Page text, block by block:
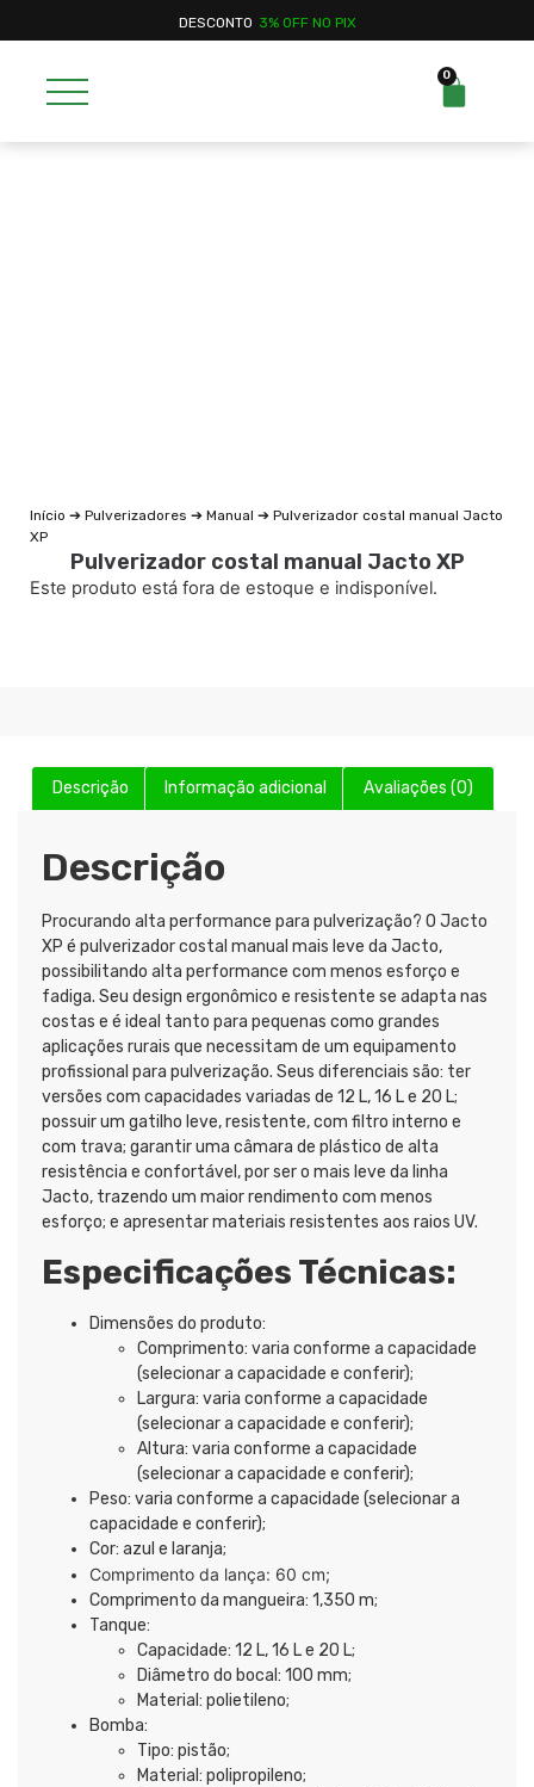
DESCONTO 3% OFF NO PIX
0
Início ➔ Pulverizadores ➔ Manual ➔ Pulverizador costal manual Jacto
XP
Pulverizador costal manual Jacto XP
Este produto está fora de estoque e indisponível.
Descrição Informação adicional Avaliações (0)
Descrição
Procurando alta performance para pulverização? O Jacto
XP é pulverizador costal manual mais leve da Jacto,
possibilitando alta performance com menos esforço e
fadiga. Seu design ergonômico e resistente se adapta nas
costas e é ideal tanto para pequenas como grandes
aplicações rurais que necessitam de um equipamento
profissional para pulverização. Seus diferenciais são: ter
versões com capacidades variadas de 12 L, 16 L e 20 L;
possuir um gatilho leve, resistente, com filtro interno e
com trava; garantir uma câmara de plástico de alta
resistência e confortável, por ser o mais leve da linha
Jacto, trazendo um maior rendimento com menos
esforço; e apresentar materiais resistentes aos raios UV.
Especificações Técnicas:
Dimensões do produto:
Comprimento: varia conforme a capacidade
(selecionar a capacidade e conferir);
Largura: varia conforme a capacidade
(selecionar a capacidade e conferir);
Altura: varia conforme a capacidade
(selecionar a capacidade e conferir);
Peso: varia conforme a capacidade (selecionar a
capacidade e conferir);
Cor: azul e laranja;
Comprimento da lança: 60 cm;
Comprimento da mangueira: 1,350 m;
Tanque:
Capacidade: 12 L, 16 L e 20 L;
Diâmetro do bocal: 100 mm;
Material: polietileno;
Bomba:
Tipo: pistão;
Material: polipropileno;